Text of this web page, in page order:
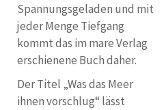
Spannungsgeladen und mit
jeder Menge Tiefgang
kommt das im mare Verlag
erschienene Buch daher.
Der Titel „Was das Meer
ihnen vorschlug“ lässt